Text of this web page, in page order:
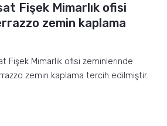
Fişek Mimarlık ofisi
zemin kaplama
Fişek Mimarlık ofisi zeminlerinde
zemin kaplama tercih edilmiştir.